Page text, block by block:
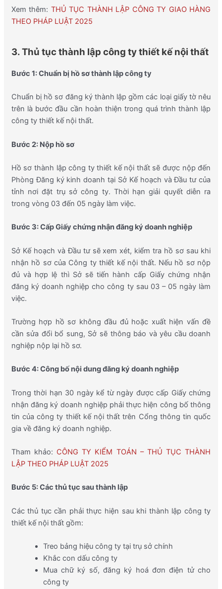
Xem thêm: THỦ TỤC THÀNH LẬP CÔNG TY GIAO HÀNG
THEO PHÁP LUẬT 2025
3. Thủ tục thành lập công ty thiết kế nội thất
Bước 1: Chuẩn bị hồ sơ thành lập công ty
Chuẩn bị hồ sơ đăng ký thành lập gồm các loại giấy tờ nêu
trên là bước đầu cần hoàn thiện trong quá trình thành lập
công ty thiết kế nội thất.
Bước 2: Nộp hồ sơ
Hồ sơ thành lập công ty thiết kế nội thất sẽ được nộp đến
Phòng Đăng ký kinh doanh tại Sở Kế hoạch và Đầu tư của
tỉnh nơi đặt trụ sở công ty. Thời hạn giải quyết diễn ra
trong vòng 03 đến 05 ngày làm việc.
Bước 3: Cấp Giấy chứng nhận đăng ký doanh nghiệp
Sở Kế hoạch và Đầu tư sẽ xem xét, kiểm tra hồ sơ sau khi
nhận hồ sơ của Công ty thiết kế nội thất. Nếu hồ sơ nộp
đủ và hợp lệ thì Sở sẽ tiến hành cấp Giấy chứng nhận
đăng ký doanh nghiệp cho công ty sau 03 – 05 ngày làm
việc.
Trường hợp hồ sơ không đầu đủ hoặc xuất hiện vấn đề
cần sửa đổi bổ sung, Sở sẽ thông báo và yêu cầu doanh
nghiệp nộp lại hồ sơ.
Bước 4: Công bố nội dung đăng ký doanh nghiệp
Trong thời hạn 30 ngày kể từ ngày được cấp Giấy chứng
nhận đăng ký doanh nghiệp phải thực hiện công bố thông
tin của công ty thiết kế nội thất trên Cổng thông tin quốc
gia về đăng ký doanh nghiệp.
Tham khảo: CÔNG TY KIỂM TOÁN – THỦ TỤC THÀNH
LẬP THEO PHÁP LUẬT 2025
Bước 5: Các thủ tục sau thành lập
Các thủ tục cần phải thực hiện sau khi thành lập công ty
thiết kế nội thất gồm:
Treo bảng hiệu công ty tại trụ sở chính
Khắc con dấu công ty
Mua chữ ký số, đăng ký hoá đơn điện tử cho
công ty